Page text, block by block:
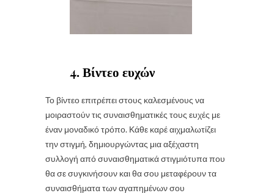
4. Βίντεο ευχών
Το βίντεο επιτρέπει στους καλεσμένους να
μοιραστούν τις συναισθηματικές τους ευχές με
έναν μοναδικό τρόπο. Κάθε καρέ αιχμαλωτίζει
την στιγμή, δημιουργώντας μια αξέχαστη
συλλογή από συναισθηματικά στιγμιότυπα που
θα σε συγκινήσουν και θα σου μεταφέρουν τα
συναισθήματα των αγαπημένων σου